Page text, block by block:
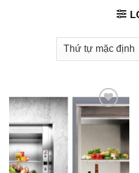
Thêm